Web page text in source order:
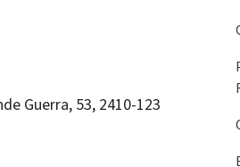
Guerra, 53, 2410-123